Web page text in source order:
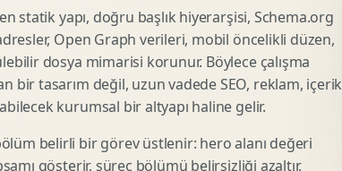
Tasarimi
Gorsel Tasarimi
Ilan Tasarimi
Marka Mimarisi
Deger Onerisi Tasarimi
Pazara Giris Stratejisi
Generation Landing Page
Display Banner Tasarimi
statik yapı, doğru başlık hiyerarşisi, Schema.org
Open Graph verileri, mobil öncelikli düzen,
dosya mimarisi korunur. Böylece çalışma
bir tasarım değil, uzun vadede SEO, reklam, içerik
kurumsal bir altyapı haline gelir.
belirli bir görev üstlenir: hero alanı değeri
gösterir, süreç bölümü belirsizliği azaltır,